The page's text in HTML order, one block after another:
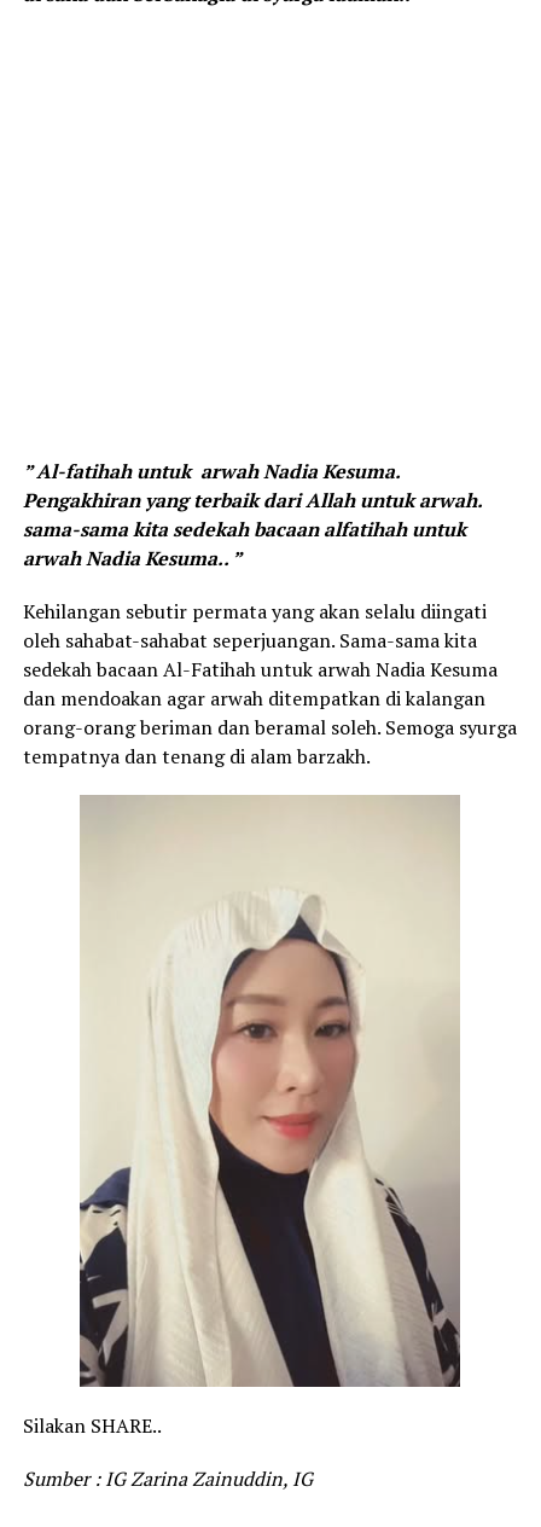
” Al-fatihah untuk arwah Nadia Kesuma.
Pengakhiran yang terbaik dari Allah untuk arwah.
sama-sama kita sedekah bacaan alfatihah untuk
arwah Nadia Kesuma.. ”
Kehilangan sebutir permata yang akan selalu diingati
oleh sahabat-sahabat seperjuangan. Sama-sama kita
sedekah bacaan Al-Fatihah untuk arwah Nadia Kesuma
dan mendoakan agar arwah ditempatkan di kalangan
orang-orang beriman dan beramal soleh. Semoga syurga
tempatnya dan tenang di alam barzakh.
Silakan SHARE..
Sumber : IG Zarina Zainuddin, IG